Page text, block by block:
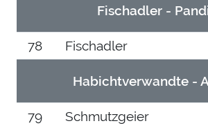
Fischadler -
78 Fischadler
Habichtverwandte -
79 Schmutzgeier